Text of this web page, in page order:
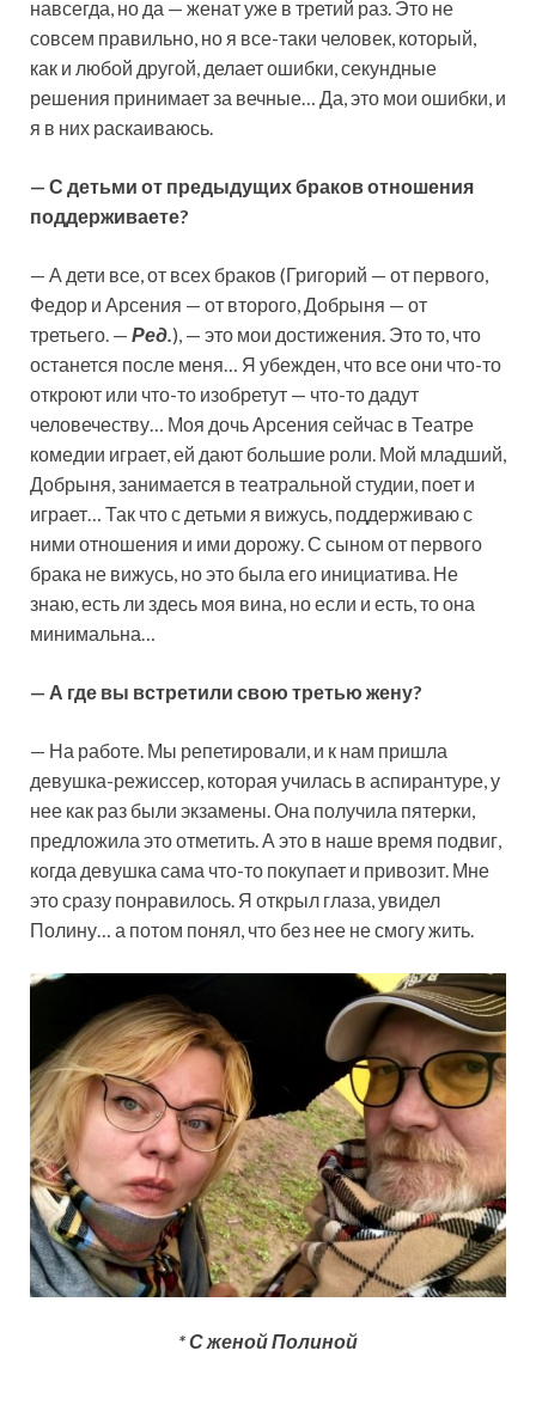
навсегда, но да — женат уже в третий раз. Это не
совсем правильно, но я все-таки человек, который,
как и любой другой, делает ошибки, секундные
решения принимает за вечные… Да, это мои ошибки, и
я в них раскаиваюсь.
— С детьми от предыдущих браков отношения
поддерживаете?
— А дети все, от всех браков (Григорий — от первого,
Федор и Арсения — от второго, Добрыня — от
третьего. — Ред.), — это мои достижения. Это то, что
останется после меня… Я убежден, что все они что-то
откроют или что-то изобретут — что-то дадут
человечеству… Моя дочь Арсения сейчас в Театре
комедии играет, ей дают большие роли. Мой младший,
Добрыня, занимается в театральной студии, поет и
играет… Так что с детьми я вижусь, поддерживаю с
ними отношения и ими дорожу. С сыном от первого
брака не вижусь, но это была его инициатива. Не
знаю, есть ли здесь моя вина, но если и есть, то она
минимальна…
— А где вы встретили свою третью жену?
— На работе. Мы репетировали, и к нам пришла
девушка-режиссер, которая училась в аспирантуре, у
нее как раз были экзамены. Она получила пятерки,
предложила это отметить. А это в наше время подвиг,
когда девушка сама что-то покупает и привозит. Мне
это сразу понравилось. Я открыл глаза, увидел
Полину… а потом понял, что без нее не смогу жить.
* С женой Полиной